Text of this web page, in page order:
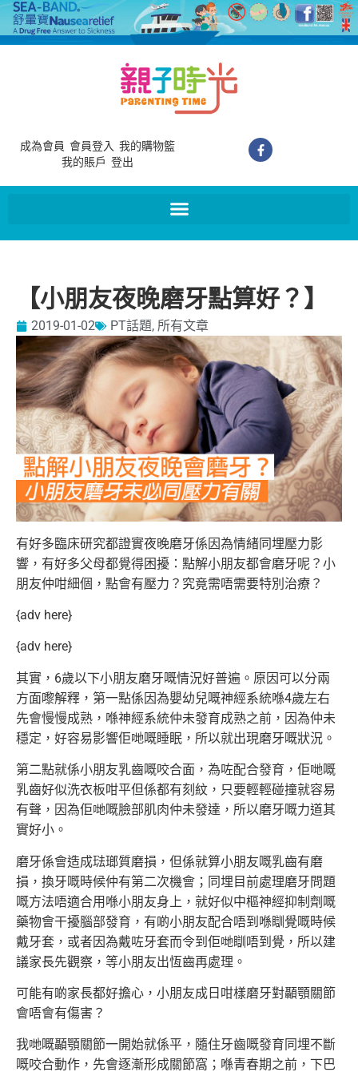
成為會員 會員登入 我的購物籃
我的賬戶 登出
【小朋友夜晚磨牙點算好？】
2019-01-02 PT話題, 所有文章
有好多臨床研究都證實夜晚磨牙係因為情緒同埋壓力影
響，有好多父母都覺得困擾：點解小朋友都會磨牙呢？小
朋友仲咁細個，點會有壓力？究竟需唔需要特別治療？
{adv here}
{adv here}
其實，6歲以下小朋友磨牙嘅情況好普遍。原因可以分兩
方面嚟解釋，第一點係因為嬰幼兒嘅神經系統喺4歲左右
先會慢慢成熟，喺神經系統仲未發育成熟之前，因為仲未
穩定，好容易影響佢哋嘅睡眠，所以就出現磨牙嘅狀況。
第二點就係小朋友乳齒嘅咬合面，為咗配合發育，佢哋嘅
乳齒好似洗衣板咁平但係都有刻紋，只要輕輕碰撞就容易
有聲，因為佢哋嘅臉部肌肉仲未發達，所以磨牙嘅力道其
實好小。
磨牙係會造成琺瑯質磨損，但係就算小朋友嘅乳齒有磨
損，換牙嘅時候仲有第二次機會；同埋目前處理磨牙問題
嘅方法唔適合用喺小朋友身上，就好似中樞神經抑制劑嘅
藥物會干擾腦部發育，有啲小朋友配合唔到喺瞓覺嘅時候
戴牙套，或者因為戴咗牙套而令到佢哋瞓唔到覺，所以建
議家長先觀察，等小朋友出恆齒再處理。
可能有啲家長都好擔心，小朋友成日咁樣磨牙對顳顎關節
會唔會有傷害？
我哋嘅顳顎關節一開始就係平，隨住牙齒嘅發育同埋不斷
嘅咬合動作，先會逐漸形成關節窩；喺青春期之前，下巴